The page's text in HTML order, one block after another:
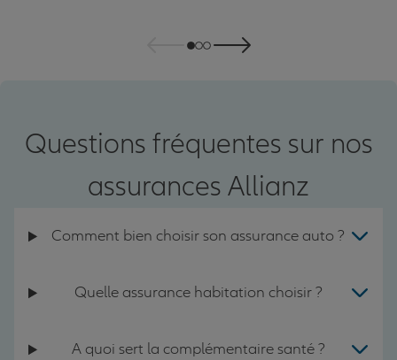
Questions fréquentes sur nos
assurances Allianz
Comment bien choisir son assurance auto ?
Quelle assurance habitation choisir ?
A quoi sert la complémentaire santé ?